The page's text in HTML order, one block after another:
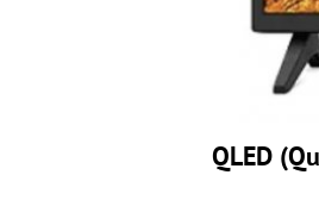
QLED